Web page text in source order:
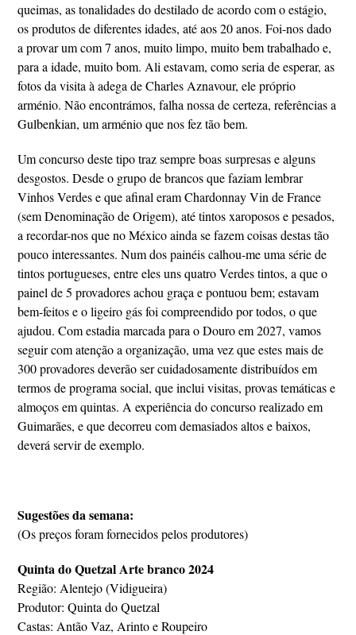
queimas, as tonalidades do destilado de acordo com o estágio,
os produtos de diferentes idades, até aos 20 anos. Foi-nos dado
a provar um com 7 anos, muito limpo, muito bem trabalhado e,
para a idade, muito bom. Ali estavam, como seria de esperar, as
fotos da visita à adega de Charles Aznavour, ele próprio
arménio. Não encontrámos, falha nossa de certeza, referências a
Gulbenkian, um arménio que nos fez tão bem.
Um concurso deste tipo traz sempre boas surpresas e alguns
desgostos. Desde o grupo de brancos que faziam lembrar
Vinhos Verdes e que afinal eram Chardonnay Vin de France
(sem Denominação de Origem), até tintos xaroposos e pesados,
a recordar-nos que no México ainda se fazem coisas destas tão
pouco interessantes. Num dos painéis calhou-me uma série de
tintos portugueses, entre eles uns quatro Verdes tintos, a que o
painel de 5 provadores achou graça e pontuou bem; estavam
bem-feitos e o ligeiro gás foi compreendido por todos, o que
ajudou. Com estadia marcada para o Douro em 2027, vamos
seguir com atenção a organização, uma vez que estes mais de
300 provadores deverão ser cuidadosamente distribuídos em
termos de programa social, que inclui visitas, provas temáticas e
almoços em quintas. A experiência do concurso realizado em
Guimarães, e que decorreu com demasiados altos e baixos,
deverá servir de exemplo.
Sugestões da semana:
(Os preços foram fornecidos pelos produtores)
Quinta do Quetzal Arte branco 2024
Região: Alentejo (Vidigueira)
Produtor: Quinta do Quetzal
Castas: Antão Vaz, Arinto e Roupeiro